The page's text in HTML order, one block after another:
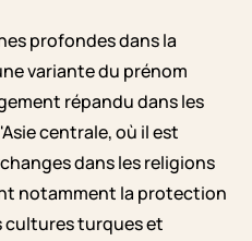
profondes dans la
variante du prénom
répandu dans les
centrale, où il est
dans les religions
notamment la protection
cultures turques et